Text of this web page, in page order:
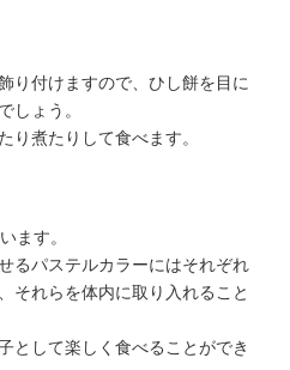
り付けますので、ひし餅を目に
しょう。
り煮たりして食べます。
ます。
るパステルカラーにはそれぞれ
それらを体内に取り入れること
として楽しく食べることができ